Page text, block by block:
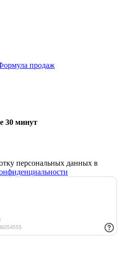
30 минут
персональных данных в